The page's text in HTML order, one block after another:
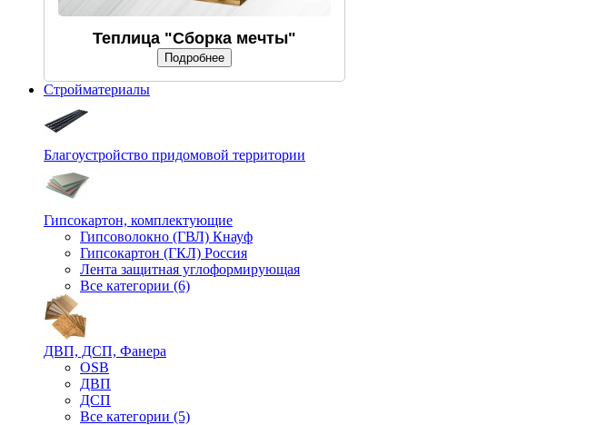
Теплица "Сборка мечты"
Подробнее
Стройматериалы
Благоустройство придомовой территории
Гипсокартон, комплектующие
Гипсоволокно (ГВЛ) Кнауф
Гипсокартон (ГКЛ) Россия
Лента защитная углоформирующая
Все категории (6)
ДВП, ДСП, Фанера
OSB
ДВП
ДСП
Все категории (5)